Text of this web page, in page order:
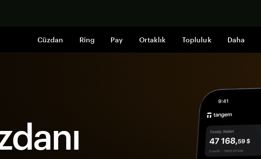
Cüzdan Ring Pay Ortaklık Topluluk Daha